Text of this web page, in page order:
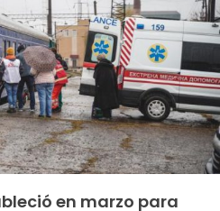
en marzo para